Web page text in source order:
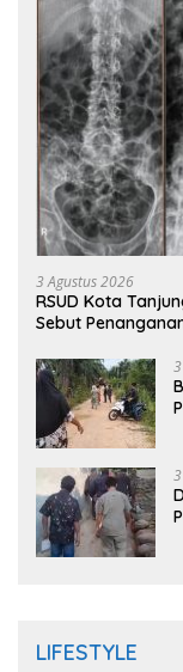
3 Agustus 2026
RSUD Kota
Sebut
LIFESTYLE